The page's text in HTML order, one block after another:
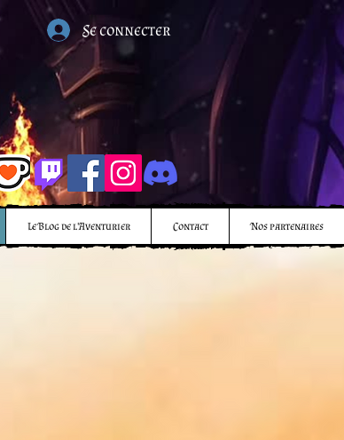
Se connecter
Le Blog de l'Aventurier Contact Nos partenaires